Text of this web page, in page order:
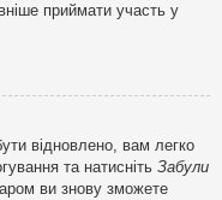
приймати участь у
відновлено, вам легко
та натисніть Забули
ви знову зможете